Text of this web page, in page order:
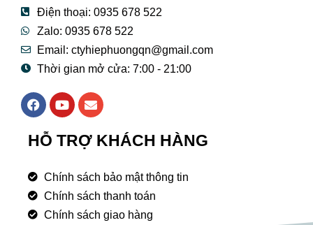
Điện thoại: 0935 678 522
Zalo: 0935 678 522
Email: ctyhiephuongqn@gmail.com
Thời gian mở cửa: 7:00 - 21:00
F
a
e
b
o
k
Y
o
t
u
e
E
n
e
l
p
e
HỖ TRỢ KHÁCH HÀNG
Chính sách bảo mật thông tin
Chính sách thanh toán
Chính sách giao hàng